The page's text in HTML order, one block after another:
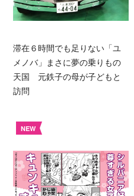
滞在６時間でも足りない「ユ
メノバ」まさに夢の乗りもの
天国 元鉄子の母が子どもと
訪問
NEW